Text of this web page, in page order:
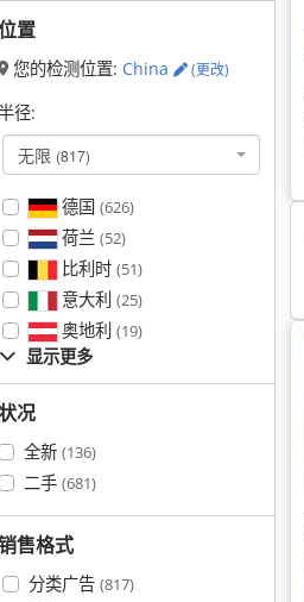
置
您的检测位置: China (更改)
径:
无限 (817)
德国 (626)
荷兰 (52)
比利时 (51)
意大利 (25)
奥地利 (19)
显示更多
况
全新 (136)
二手 (681)
售格式
分类广告 (817)